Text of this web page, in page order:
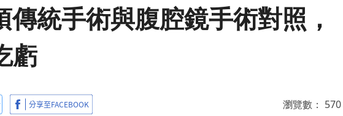
統手術與腹腔鏡手術對照，
虧
瀏覽數： 570